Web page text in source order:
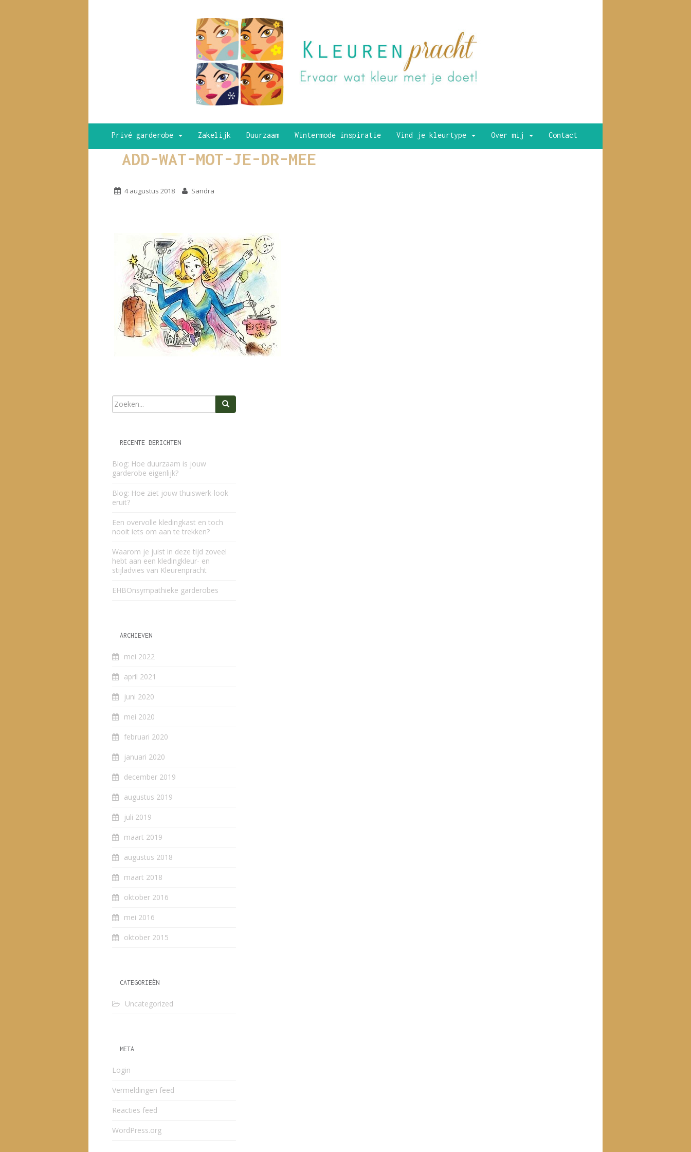
Privé garderobe Zakelijk Duurzaam Wintermode inspiratie Vind je kleurtype Over mij Contact
ADD-WAT-MOT-JE-DR-MEE
4 augustus 2018 Sandra
RECENTE BERICHTEN
Blog: Hoe duurzaam is jouw
garderobe eigenlijk?
Blog: Hoe ziet jouw thuiswerk-look
eruit?
Een overvolle kledingkast en toch
nooit iets om aan te trekken?
Waarom je juist in deze tijd zoveel
hebt aan een kledingkleur- en
stijladvies van Kleurenpracht
EHBOnsympathieke garderobes
ARCHIEVEN
mei 2022
april 2021
juni 2020
mei 2020
februari 2020
januari 2020
december 2019
augustus 2019
juli 2019
maart 2019
augustus 2018
maart 2018
oktober 2016
mei 2016
oktober 2015
CATEGORIEËN
Uncategorized
META
Login
Vermeldingen feed
Reacties feed
WordPress.org